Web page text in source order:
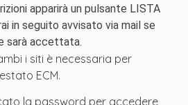
apparirà un pulsante LISTA
in seguito avvisato via mail se
sarà accettata.
i siti è necessaria per
ECM.
la password per accedere